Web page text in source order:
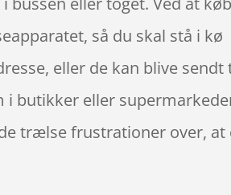
så du skal stå i kø
eller de kan blive sendt
i butikker eller
trælse frustrationer over, at